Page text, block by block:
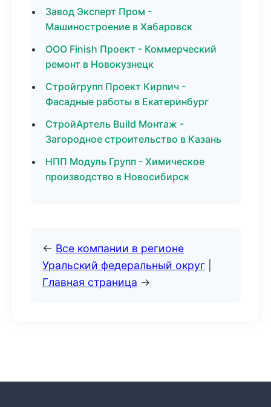
Завод Эксперт Пром -
Машиностроение в Хабаровск
ООО Finish Проект - Коммерческий
ремонт в Новокузнецк
Стройгрупп Проект Кирпич -
Фасадные работы в Екатеринбург
СтройАртель Build Монтаж -
Загородное строительство в Казань
НПП Модуль Групп - Химическое
производство в Новосибирск
← Все компании в регионе
Уральский федеральный округ
Главная страница →